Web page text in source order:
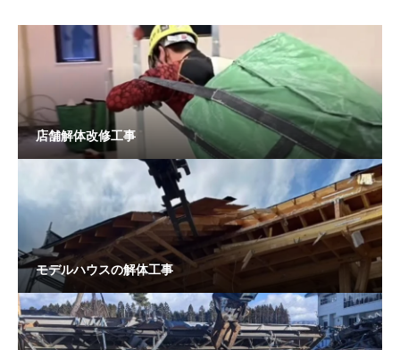
店舗解体改修工事
モデルハウスの解体工事